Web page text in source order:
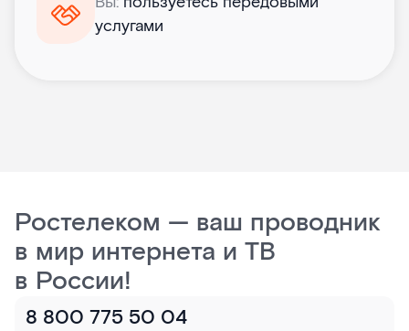
услугами
Ростелеком — ваш проводник
в мир интернета и ТВ
в России!
8 800 775 50 04